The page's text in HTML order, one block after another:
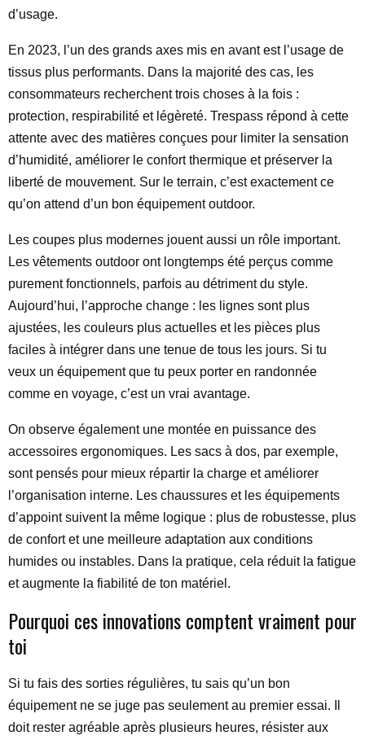
d’usage.
En 2023, l’un des grands axes mis en avant est l’usage de
tissus plus performants. Dans la majorité des cas, les
consommateurs recherchent trois choses à la fois :
protection, respirabilité et légèreté. Trespass répond à cette
attente avec des matières conçues pour limiter la sensation
d’humidité, améliorer le confort thermique et préserver la
liberté de mouvement. Sur le terrain, c’est exactement ce
qu’on attend d’un bon équipement outdoor.
Les coupes plus modernes jouent aussi un rôle important.
Les vêtements outdoor ont longtemps été perçus comme
purement fonctionnels, parfois au détriment du style.
Aujourd’hui, l’approche change : les lignes sont plus
ajustées, les couleurs plus actuelles et les pièces plus
faciles à intégrer dans une tenue de tous les jours. Si tu
veux un équipement que tu peux porter en randonnée
comme en voyage, c’est un vrai avantage.
On observe également une montée en puissance des
accessoires ergonomiques. Les sacs à dos, par exemple,
sont pensés pour mieux répartir la charge et améliorer
l’organisation interne. Les chaussures et les équipements
d’appoint suivent la même logique : plus de robustesse, plus
de confort et une meilleure adaptation aux conditions
humides ou instables. Dans la pratique, cela réduit la fatigue
et augmente la fiabilité de ton matériel.
Pourquoi ces innovations comptent vraiment pour
toi
Si tu fais des sorties régulières, tu sais qu’un bon
équipement ne se juge pas seulement au premier essai. Il
doit rester agréable après plusieurs heures, résister aux